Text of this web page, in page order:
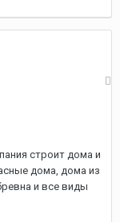
строит дома и
дома, дома из
и все виды